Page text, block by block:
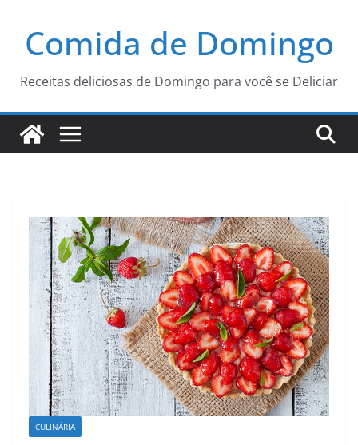
conteúdo
Comida de Domingo
Receitas deliciosas de Domingo para você se Deliciar
CULINÁRIA